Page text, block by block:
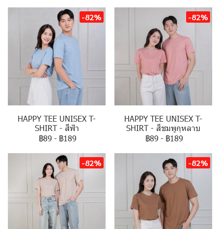
-82%
HAPPY TEE UNISEX T-
SHIRT - สีฟ้า
฿89 - ฿189
-82%
HAPPY TEE UNISEX T-
SHIRT - สีชมพูกุหลาบ
฿89 - ฿189
-82% -82%